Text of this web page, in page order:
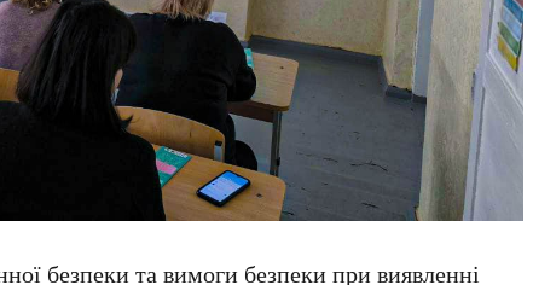
безпеки та вимоги безпеки при виявленні